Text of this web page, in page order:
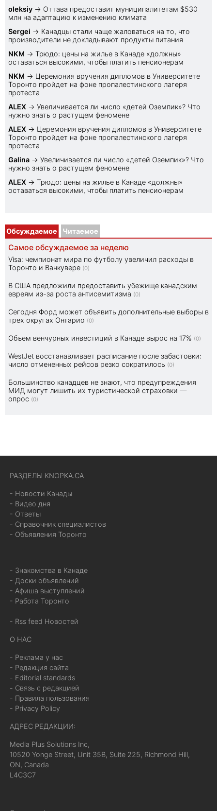
oleksiy → Оттава предоставит муниципалитетам $530
млн на адаптацию к изменению климата
Sеrgei → Канадцы стали чаще жаловаться на то, что
производители не докладывают продукты питания
NKM → Трюдо: цены на жилье в Канаде «должны»
оставаться высокими, чтобы платить пенсионерам
NKM → Церемония вручения дипломов в Университете
Торонто пройдет на фоне пропалестинского лагеря
протеста
ALEX → Увеличивается ли число «детей Оземпик»? Что
нужно знать о растущем феномене
ALEX → Церемония вручения дипломов в Университете
Торонто пройдет на фоне пропалестинского лагеря
протеста
Galina → Увеличивается ли число «детей Оземпик»? Что
нужно знать о растущем феномене
ALEX → Трюдо: цены на жилье в Канаде «должны»
оставаться высокими, чтобы платить пенсионерам
Обсуждаемое Читаемое
Самое обсуждаемое за неделю
Visa: чемпионат мира по футболу увеличил расходы в
Торонто и Ванкувере (0)
В США предложили предоставить убежище канадским
евреям из-за роста антисемитизма (0)
Сегодня Форд может объявить дополнительные выборы в
трех округах Онтарио (0)
Объем венчурных инвестиций в Канаде вырос на 17% (0)
WestJet восстанавливает расписание после забастовки:
число отмененных рейсов резко сократилось (0)
Большинство канадцев не знают, что предупреждения
МИД могут лишить их туристической страховки —
опрос (0)
РАЗДЕЛЫ KNOPKA.CA
- Новости Канады
- Видео дня
- Ответы
- Справочник специалистов
- Объявления Торонто
- Знакомства в Канаде
- Доски объявлений
- Афиша выступлений
- Работа Торонто
- Rss feed Новостей
О НАС
- Реклама у нас
- Редакция сайта
- Editorial standards
- Связь с редакцией
- Правила пользования
- Privacy Policy
АДРЕС РЕДАКЦИИ:
Media Plus Solutions Inc,
10520 Yonge Street, Unit 35B, Suite 225, Richmond Hill,
ON, Canada
L4C3C7